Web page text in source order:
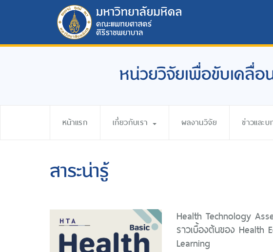
หน่วยวิจัยเพื่อขับเคลื่
หน้าแรก เกี่ยวกับเรา ผลงานวิจัย ข่าวและ
สาระน่ารู้
Health Technology
ราวเบื้องต้นของ Health
Learning